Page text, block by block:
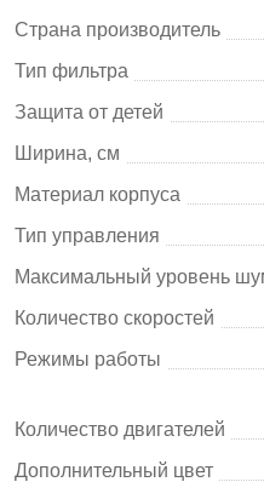
Страна производитель
Тип фильтра
Защита от детей
Ширина, см
Материал корпуса
Тип управления
Максимальный уровень
Количество скоростей
Режимы работы
Количество двигателей
Дополнительный цвет